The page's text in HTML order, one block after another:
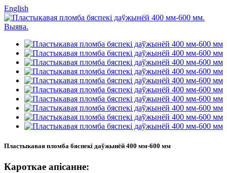
English
Пластыкавая пломба бяспекі даўжынёй 400 мм-600 мм
Кароткае апісанне: